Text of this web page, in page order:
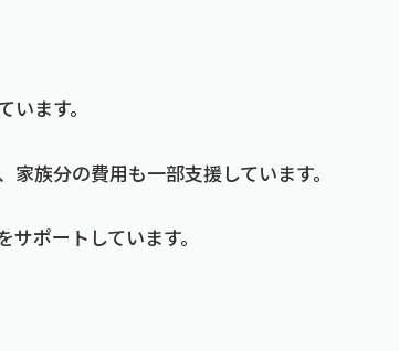
ます。
族分の費用も一部支援しています。
ポートしています。